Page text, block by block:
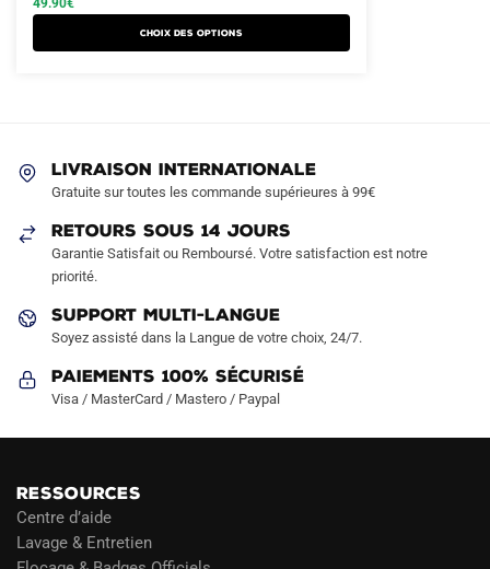
était :
est :
Choix des options
a
être
choisies
sur
page
produit
LIVRAISON INTERNATIONALE
Gratuite sur toutes les commande supérieures à 99€
RETOURS SOUS 14 JOURS
Garantie Satisfait ou Remboursé. Votre satisfaction est notre
priorité.
SUPPORT MULTI-LANGUE
Soyez assisté dans la Langue de votre choix, 24/7.
Paiements 100% Sécurisé
Visa / MasterCard / Mastero / Paypal
RESSOURCES
Centre d’aide
Lavage & Entretien